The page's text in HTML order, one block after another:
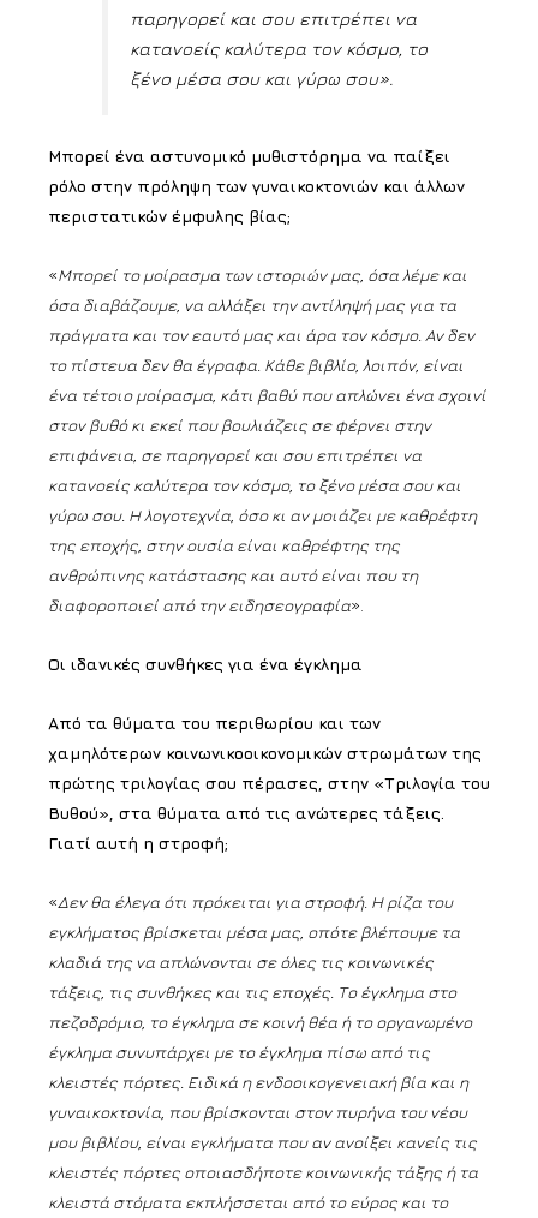
παρηγορεί και σου επιτρέπει να
κατανοείς καλύτερα τον κόσμο, το
ξένο μέσα σου και γύρω σου».
Μπορεί ένα αστυνομικό μυθιστόρημα να παίξει
ρόλο στην πρόληψη των γυναικοκτονιών και άλλων
περιστατικών έμφυλης βίας;
«Μπορεί το μοίρασμα των ιστοριών μας, όσα λέμε και
όσα διαβάζουμε, να αλλάξει την αντίληψή μας για τα
πράγματα και τον εαυτό μας και άρα τον κόσμο. Αν δεν
το πίστευα δεν θα έγραφα. Κάθε βιβλίο, λοιπόν, είναι
ένα τέτοιο μοίρασμα, κάτι βαθύ που απλώνει ένα σχοινί
στον βυθό κι εκεί που βουλιάζεις σε φέρνει στην
επιφάνεια, σε παρηγορεί και σου επιτρέπει να
κατανοείς καλύτερα τον κόσμο, το ξένο μέσα σου και
γύρω σου. Η λογοτεχνία, όσο κι αν μοιάζει με καθρέφτη
της εποχής, στην ουσία είναι καθρέφτης της
ανθρώπινης κατάστασης και αυτό είναι που τη
διαφοροποιεί από την ειδησεογραφία».
Οι ιδανικές συνθήκες για ένα έγκλημα
Από τα θύματα του περιθωρίου και των
χαμηλότερων κοινωνικοοικονομικών στρωμάτων της
πρώτης τριλογίας σου πέρασες, στην «Τριλογία του
Βυθού», στα θύματα από τις ανώτερες τάξεις.
Γιατί αυτή η στροφή;
«Δεν θα έλεγα ότι πρόκειται για στροφή. Η ρίζα του
εγκλήματος βρίσκεται μέσα μας, οπότε βλέπουμε τα
κλαδιά της να απλώνονται σε όλες τις κοινωνικές
τάξεις, τις συνθήκες και τις εποχές. Το έγκλημα στο
πεζοδρόμιο, το έγκλημα σε κοινή θέα ή το οργανωμένο
έγκλημα συνυπάρχει με το έγκλημα πίσω από τις
κλειστές πόρτες. Ειδικά η ενδοοικογενειακή βία και η
γυναικοκτονία, που βρίσκονται στον πυρήνα του νέου
μου βιβλίου, είναι εγκλήματα που αν ανοίξει κανείς τις
κλειστές πόρτες οποιασδήποτε κοινωνικής τάξης ή τα
κλειστά στόματα εκπλήσσεται από το εύρος και το